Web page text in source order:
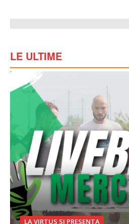
LE ULTIME
LA VIRTUS SI PRESENTA